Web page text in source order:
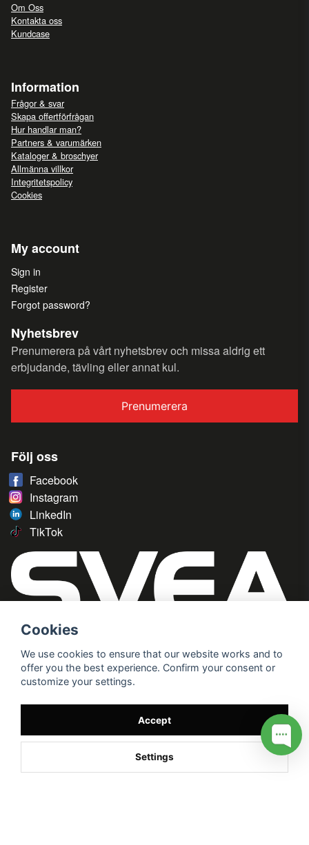
Om Oss
Kontakta oss
Kundcase
Information
Frågor & svar
Skapa offertförfrågan
Hur handlar man?
Partners & varumärken
Kataloger & broschyer
Allmänna villkor
Integritetspolicy
Cookies
My account
Sign in
Register
Forgot password?
Nyhetsbrev
Prenumerera på vårt nyhetsbrev och missa aldrig ett
erbjudande, tävling eller annat kul.
Prenumerera
Följ oss
Facebook
Instagram
LinkedIn
TikTok
Cookies
We use cookies to ensure that our website works and to
offer you the best experience. Confirm your consent or
customize your settings.
Accept
Settings